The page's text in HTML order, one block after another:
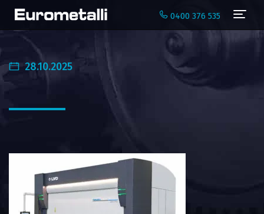
0400 376 535
28.10.2025